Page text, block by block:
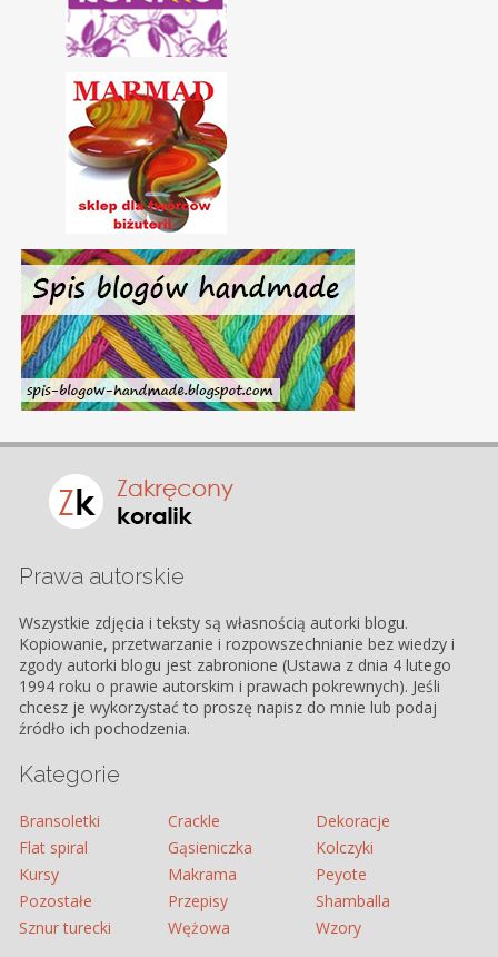
Prawa autorskie
Wszystkie zdjęcia i teksty są własnością autorki blogu.
Kopiowanie, przetwarzanie i rozpowszechnianie bez wiedzy i
zgody autorki blogu jest zabronione (Ustawa z dnia 4 lutego
1994 roku o prawie autorskim i prawach pokrewnych). Jeśli
chcesz je wykorzystać to proszę napisz do mnie lub podaj
źródło ich pochodzenia.
Kategorie
Bransoletki Crackle
Dekoracje
Flat spiral
Gąsieniczka
Kolczyki
Kursy
Makrama
Peyote
Pozostałe
Przepisy
Shamballa
Sznur turecki
Wężowa Wzory